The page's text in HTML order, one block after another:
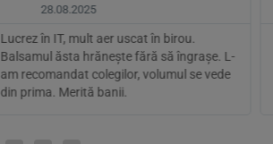
28.08.2025
Lucrez în IT, mult aer uscat în birou.
Balsamul ăsta hrănește fără să îngrașe. L-
am recomandat colegilor, volumul se vede
din prima. Merită banii.